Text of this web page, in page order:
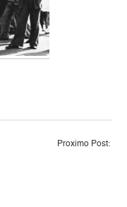
Proximo Post: